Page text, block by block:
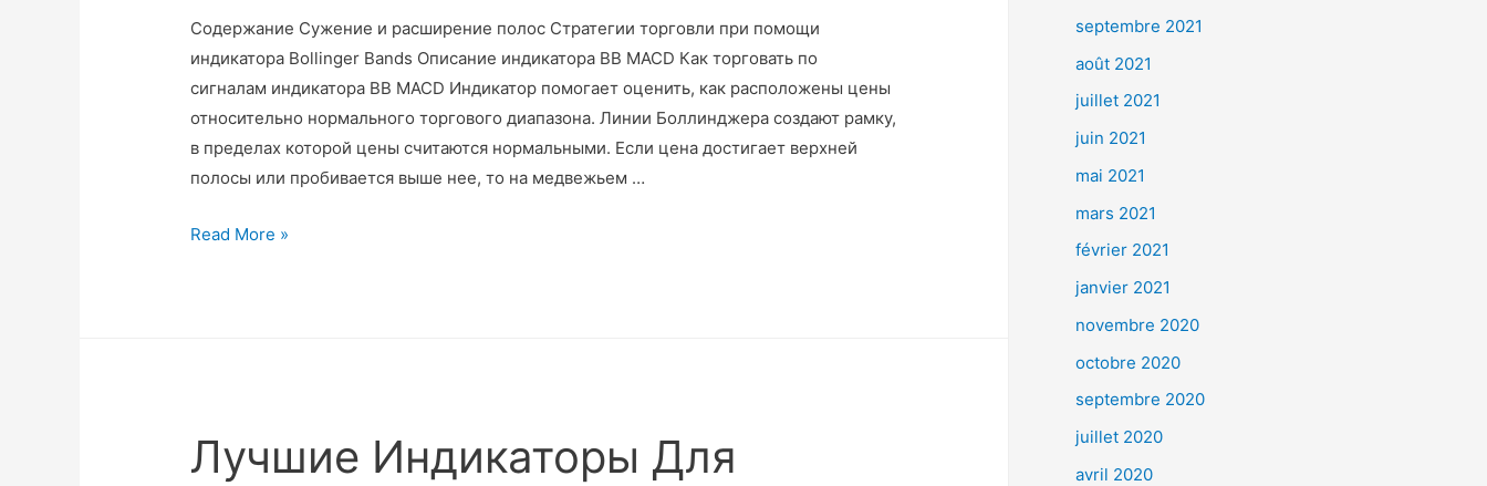
Содержание Сужение и расширение полос Стратегии торговли при помощи
индикатора Bollinger Bands Описание индикатора BB MACD Как торговать по
сигналам индикатора BB MACD Индикатор помогает оценить, как расположены цены
относительно нормального торгового диапазона. Линии Боллинджера создают рамку,
в пределах которой цены считаются нормальными. Если цена достигает верхней
полосы или пробивается выше нее, то на медвежьем …
Read More »
Лучшие Индикаторы Для
septembre 2021
août 2021
juillet 2021
juin 2021
mai 2021
mars 2021
février 2021
janvier 2021
novembre 2020
octobre 2020
septembre 2020
juillet 2020
avril 2020